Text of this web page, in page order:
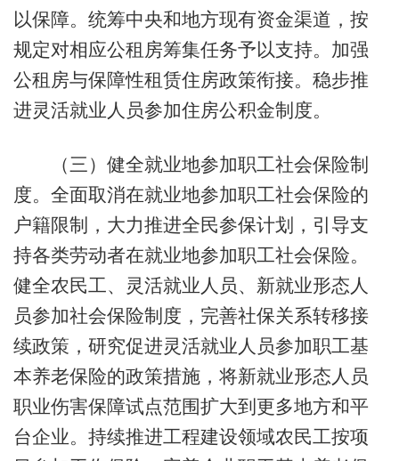
以保障。统筹中央和地方现有资金渠道，按
规定对相应公租房筹集任务予以支持。加强
公租房与保障性租赁住房政策衔接。稳步推
进灵活就业人员参加住房公积金制度。
（三）健全就业地参加职工社会保险制
度。全面取消在就业地参加职工社会保险的
户籍限制，大力推进全民参保计划，引导支
持各类劳动者在就业地参加职工社会保险。
健全农民工、灵活就业人员、新就业形态人
员参加社会保险制度，完善社保关系转移接
续政策，研究促进灵活就业人员参加职工基
本养老保险的政策措施，将新就业形态人员
职业伤害保障试点范围扩大到更多地方和平
台企业。持续推进工程建设领域农民工按项